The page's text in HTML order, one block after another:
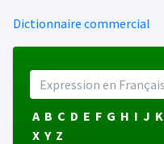
Dictionnaire commercial
A B C D E F G H I J K
X Y Z